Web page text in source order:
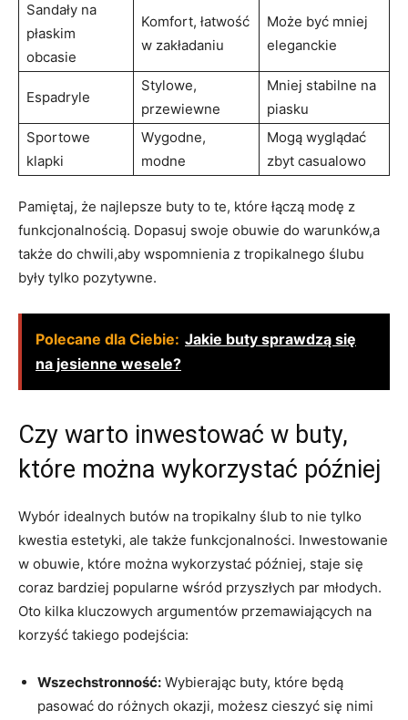
Sandały na
płaskim
obcasie
Komfort, łatwość
w zakładaniu
Może być mniej
eleganckie
Espadryle
Stylowe,
przewiewne
Mniej stabilne na
piasku
Sportowe
klapki
Wygodne,
modne
Mogą wyglądać
zbyt casualowo
Pamiętaj, że najlepsze buty to te, które łączą modę z
funkcjonalnością. Dopasuj swoje obuwie do warunków,a
także do chwili,aby wspomnienia z tropikalnego ślubu
były tylko pozytywne.
Polecane dla Ciebie: Jakie buty sprawdzą się
na jesienne wesele?
Czy warto inwestować w buty,
które można wykorzystać później
Wybór idealnych butów na tropikalny ślub to nie tylko
kwestia estetyki, ale także funkcjonalności. Inwestowanie
w obuwie, które można wykorzystać później, staje się
coraz bardziej popularne wśród przyszłych par młodych.
Oto kilka kluczowych argumentów przemawiających na
korzyść takiego podejścia:
Wszechstronność: Wybierając buty, które będą
pasować do różnych okazji, możesz cieszyć się nimi